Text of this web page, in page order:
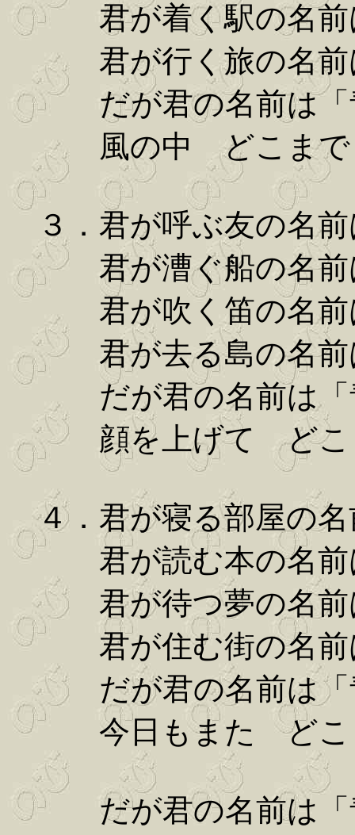
君が着く駅の名前
君が行く旅の名前
だが君の名前は「青
風の中 どこまで
３．君が呼ぶ友の名前
君が漕ぐ船の名前
君が吹く笛の名前
君が去る島の名前
だが君の名前は「青
顔を上げて どこ
４．君が寝る部屋の名
君が読む本の名前
君が待つ夢の名前
君が住む街の名前
だが君の名前は「青
今日もまた どこ
だが君の名前は「青